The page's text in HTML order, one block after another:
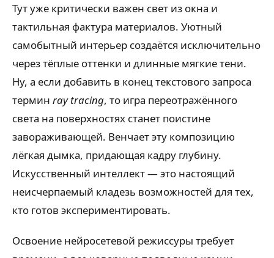
Тут уже критически важен свет из окна и
тактильная фактура материалов. Уютный
самобытный интерьер создаётся исключительно
через тёплые оттенки и длинные мягкие тени.
Ну, а если добавить в конец текстового запроса
термин ray tracing, то игра переотражённого
света на поверхностях станет поистине
завораживающей. Венчает эту композицию
лёгкая дымка, придающая кадру глубину.
Искусственный интеллект — это настоящий
неисчерпаемый кладезь возможностей для тех,
кто готов экспериментировать.
Освоение нейросетевой режиссуры требует